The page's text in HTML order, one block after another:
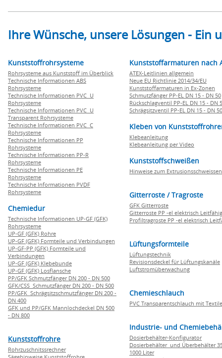
Ihre Wünsche, unsere Lösungen -
Kunststoffrohrsysteme
Rohrsysteme aus Kunststoff im Überblick
Technische Informationen ABS
Rohrsysteme
Technische Informationen PVC U
Rohrsysteme
Technische Informationen PVC U
Transparent Rohrsysteme
Technische Informationen PVC C
Rohrsysteme
Technische Informationen PP
Rohrsysteme
Technische Informationen PP-R
Rohrsysteme
Technische Informationen PE
Rohrsysteme
Technische Informationen PVDF
Rohrsysteme
Chemiedur
Technische Informationen UP-GF (GFK)
Rohrsysteme
UP-GF (GFK) Rohre
UP-GF (GFK) Formteile und Verbindungen
UP-GF-PP (GFK) Formteile und
Verbindungen
UP-GF (GFK) Klebebunde
UP-GF (GFK) Losflansche
PP/GFK Schmutzfänger DN 200 - DN 500
GFK/CSS Schmutzfänger DN 200 - DN 500
PP/GFK Schrägsitzschmutzfänger DN 200 -
DN 400
GFK und PP/GFK Mannlochdeckel DN 500
- DN 800
Kunststoffrohre
Rohrzuschnitssrechner
Kunststoffarmaturen nach
ATEX-Leitlinien allgemein
Neue EU Richtlinie 2014/34/EU
Kunststoffarmaturen in Ex-Zonen
Schmutzfänger PP-EL DN 15 - DN 50
Rückschlagventil PP-EL DN 15 - DN
Schrägsitzventil PP-EL DN 15 - DN 50
Kleben von
Klebeanleitung
Klebeanleitung per Video
Kunststoffschweißen
Hinweise zum Extrusionsschweissen
Gitterroste / Tragroste
GFK Gitterroste
Gitterroste PP -el elektrisch Leitfähig
Profiltragroste PP -el elektrisch
Lüftungsformteile
Lüftungstechnik
Revisionsdeckel für Lüftungskanäle
Luftstromüberwachung
Chemieschlauch
PVC Transparentschlauch mit
Industrie- und
Dosierbehälter-Konfigurator
Dosierbehälter und Überbehälter
1000 Liter